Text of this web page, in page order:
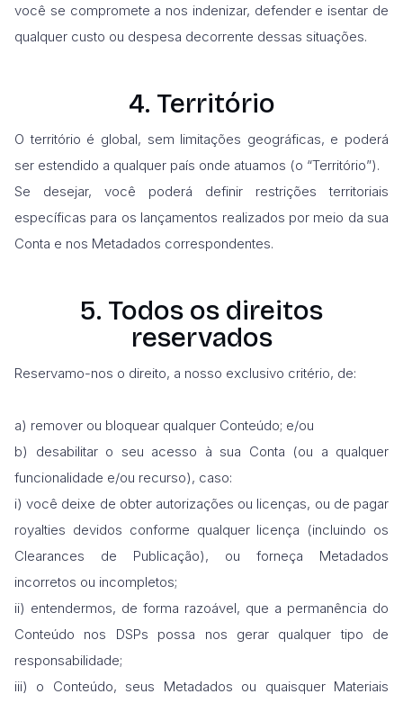
você se compromete a nos indenizar, defender e isentar de
qualquer custo ou despesa decorrente dessas situações.
4. Território
O território é global, sem limitações geográficas, e poderá
ser estendido a qualquer país onde atuamos (o “Território”).
Se desejar, você poderá definir restrições territoriais
específicas para os lançamentos realizados por meio da sua
Conta e nos Metadados correspondentes.
5. Todos os direitos
reservados
Reservamo-nos o direito, a nosso exclusivo critério, de:
a) remover ou bloquear qualquer Conteúdo; e/ou
b) desabilitar o seu acesso à sua Conta (ou a qualquer
funcionalidade e/ou recurso), caso:
i) você deixe de obter autorizações ou licenças, ou de pagar
royalties devidos conforme qualquer licença (incluindo os
Clearances de Publicação), ou forneça Metadados
incorretos ou incompletos;
ii) entendermos, de forma razoável, que a permanência do
Conteúdo nos DSPs possa nos gerar qualquer tipo de
responsabilidade;
iii) o Conteúdo, seus Metadados ou quaisquer Materiais